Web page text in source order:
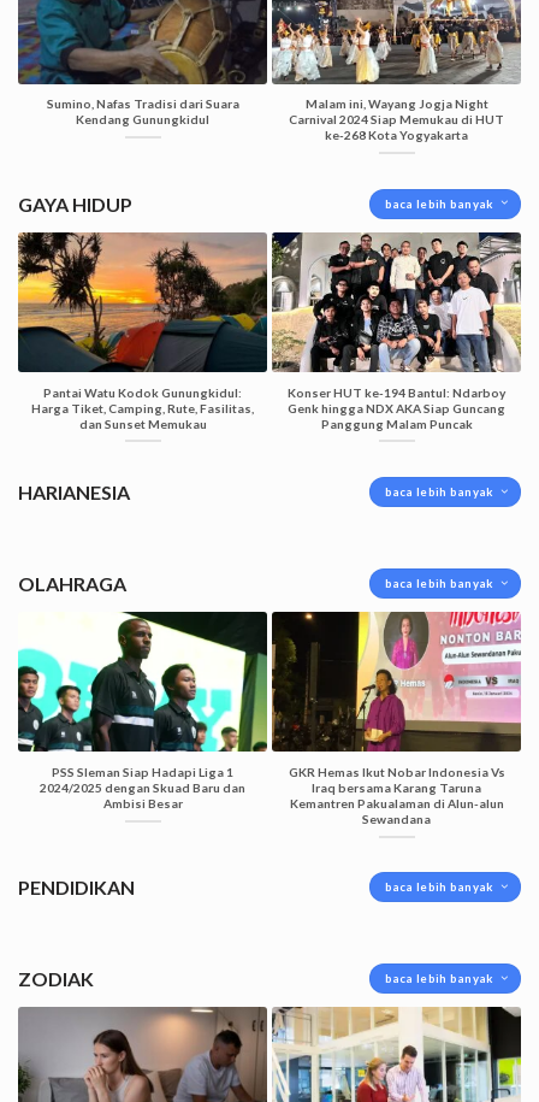
Sumino, Nafas Tradisi dari Suara
Kendang Gunungkidul
Malam ini, Wayang Jogja Night
Carnival 2024 Siap Memukau di HUT
ke-268 Kota Yogyakarta
GAYA HIDUP baca lebih banyak
Pantai Watu Kodok Gunungkidul:
Harga Tiket, Camping, Rute, Fasilitas,
dan Sunset Memukau
Konser HUT ke-194 Bantul: Ndarboy
Genk hingga NDX AKA Siap Guncang
Panggung Malam Puncak
HARIANESIA baca lebih banyak
OLAHRAGA baca lebih banyak
PSS Sleman Siap Hadapi Liga 1
2024/2025 dengan Skuad Baru dan
Ambisi Besar
GKR Hemas Ikut Nobar Indonesia Vs
Iraq bersama Karang Taruna
Kemantren Pakualaman di Alun-alun
Sewandana
PENDIDIKAN baca lebih banyak
ZODIAK baca lebih banyak